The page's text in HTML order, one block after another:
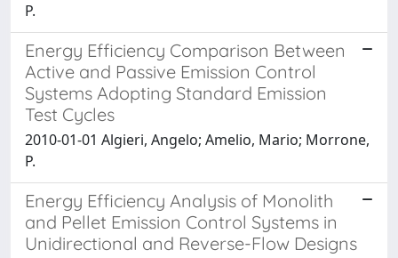
P.
Energy Efficiency Comparison Between
Active and Passive Emission Control
Systems Adopting Standard Emission
Test Cycles
2010-01-01 Algieri, Angelo; Amelio, Mario; Morrone,
P.
Energy Efficiency Analysis of Monolith
and Pellet Emission Control Systems in
Unidirectional and Reverse-Flow Designs